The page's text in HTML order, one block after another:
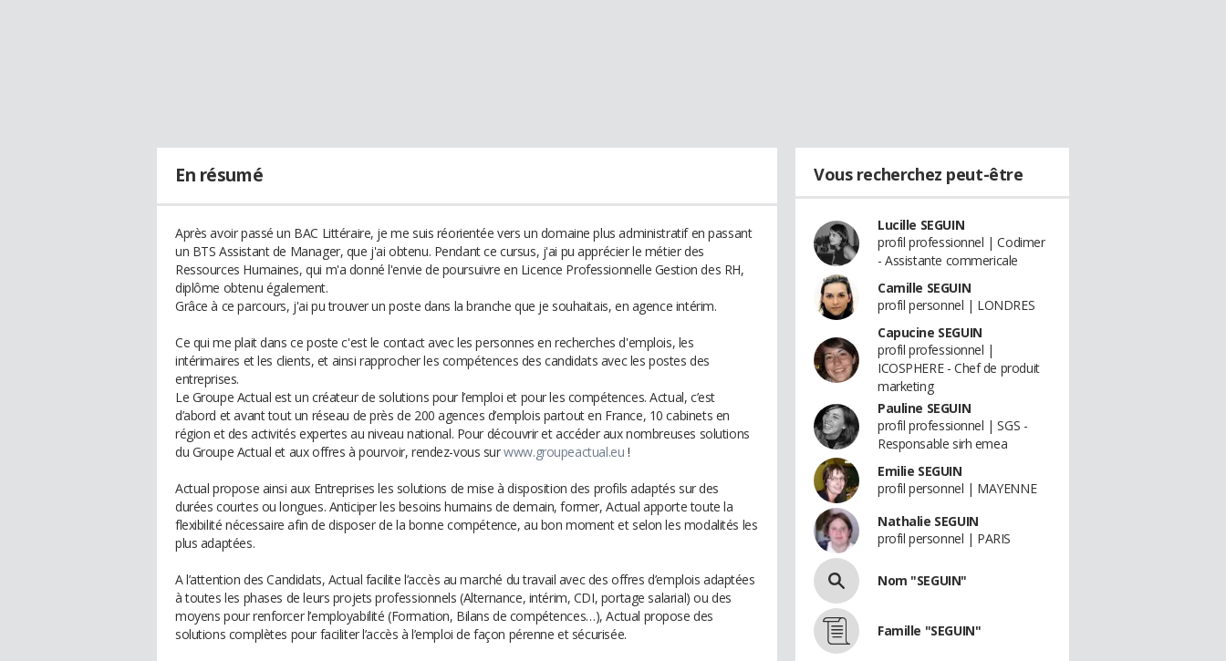
En résumé
Après avoir passé un BAC Littéraire, je me suis réorientée vers un domaine plus administratif en passant
un BTS Assistant de Manager, que j'ai obtenu. Pendant ce cursus, j'ai pu apprécier le métier des
Ressources Humaines, qui m'a donné l'envie de poursuivre en Licence Professionnelle Gestion des RH,
diplôme obtenu également.
Grâce à ce parcours, j'ai pu trouver un poste dans la branche que je souhaitais, en agence intérim.
Ce qui me plait dans ce poste c'est le contact avec les personnes en recherches d'emplois, les
intérimaires et les clients, et ainsi rapprocher les compétences des candidats avec les postes des
entreprises.
Le Groupe Actual est un créateur de solutions pour l’emploi et pour les compétences. Actual, c’est
d’abord et avant tout un réseau de près de 200 agences d’emplois partout en France, 10 cabinets en
région et des activités expertes au niveau national. Pour découvrir et accéder aux nombreuses solutions
du Groupe Actual et aux offres à pourvoir, rendez-vous surwww.groupeactual.eu !
Actual propose ainsi aux Entreprises les solutions de mise à disposition des profils adaptés sur des
durées courtes ou longues. Anticiper les besoins humains de demain, former, Actual apporte toute la
flexibilité nécessaire afin de disposer de la bonne compétence, au bon moment et selon les modalités les
plus adaptées.
A l’attention des Candidats, Actual facilite l’accès au marché du travail avec des offres d’emplois adaptées
à toutes les phases de leurs projets professionnels (Alternance, intérim, CDI, portage salarial) ou des
moyens pour renforcer l’employabilité (Formation, Bilans de compétences…), Actual propose des
solutions complètes pour faciliter l’accès à l’emploi de façon pérenne et sécurisée.
Vous recherchez peut-être
Lucille SEGUIN
profil professionnel | Codimer
- Assistante commericale
Camille SEGUIN
profil personnel | LONDRES
Capucine SEGUIN
profil professionnel |
ICOSPHERE - Chef de produit
marketing
Pauline SEGUIN
profil professionnel | SGS -
Responsable sirh emea
Emilie SEGUIN
profil personnel | MAYENNE
Nathalie SEGUIN
profil personnel | PARIS
Nom "SEGUIN"
Famille "SEGUIN"